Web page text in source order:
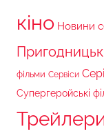
кіно Новини
фільми Сервіси
Супергеройські